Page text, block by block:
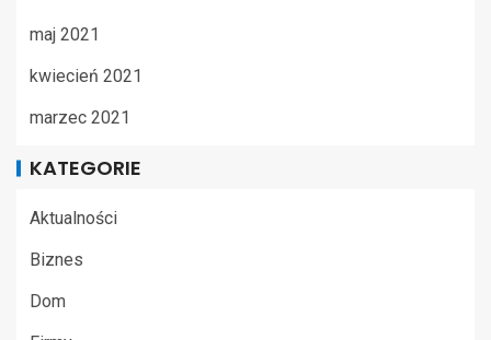
maj 2021
kwiecień 2021
marzec 2021
KATEGORIE
Aktualności
Biznes
Dom